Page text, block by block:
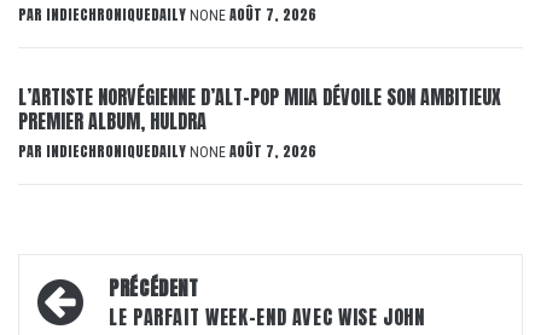
PAR INDIECHRONIQUEDAILY NONE AOÛT 7, 2026
L’ARTISTE NORVÉGIENNE D’ALT-POP MIIA DÉVOILE SON AMBITIEUX
PREMIER ALBUM, HULDRA
PAR INDIECHRONIQUEDAILY NONE AOÛT 7, 2026
Navigation
PRÉCÉDENT
LE PARFAIT WEEK-END AVEC WISE JOHN